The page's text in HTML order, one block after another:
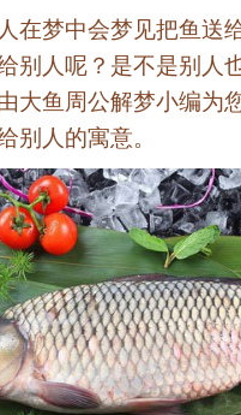
在梦中会梦见把鱼送
别人呢？是不是别人
大鱼周公解梦小编为
别人的寓意。